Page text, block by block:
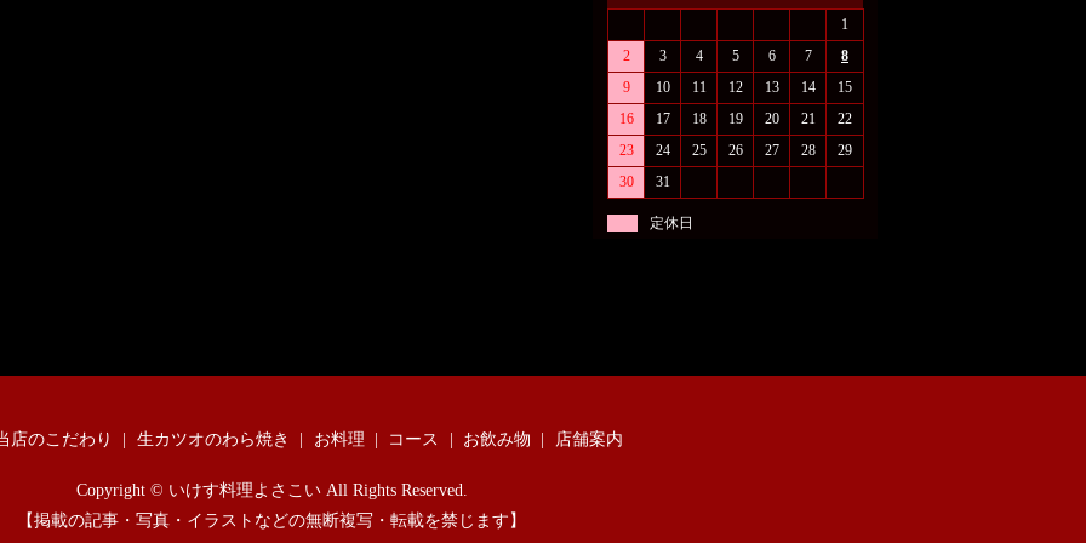
1
2
3 4 5 6 7
8
9
10 11 12 13 14
15
16
17 18 19 20 21
22
23
24 25 26 27 28
29
30
31
定休日
店のこだわり 生カツオのわら焼き お料理 コース お飲み物 店舗案内
Copyright © いけす料理よさこい All Rights Reserved.
【掲載の記事・写真・イラストなどの無断複写・転載を禁じます】